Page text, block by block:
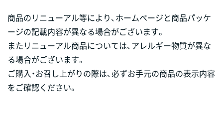
商品のリニューアル等により、ホームページと商品パッケ
ージの記載内容が異なる場合がございます。
またリニューアル商品については、アレルギー物質が異な
る場合がございます。
ご購入・お召し上がりの際は、必ずお手元の商品の表示内容
をご確認ください。